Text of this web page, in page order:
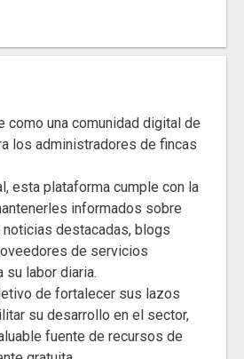
como una comunidad digital de
los administradores de fincas
esta plataforma cumple con la
informados sobre
destacadas, blogs
de servicios
su labor diaria.
de fortalecer sus lazos
su desarrollo en el sector,
fuente de recursos de